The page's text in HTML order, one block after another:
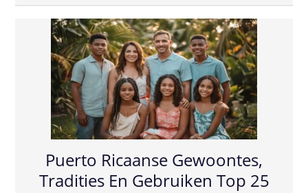
Puerto Ricaanse Gewoontes,
Tradities En Gebruiken Top 25